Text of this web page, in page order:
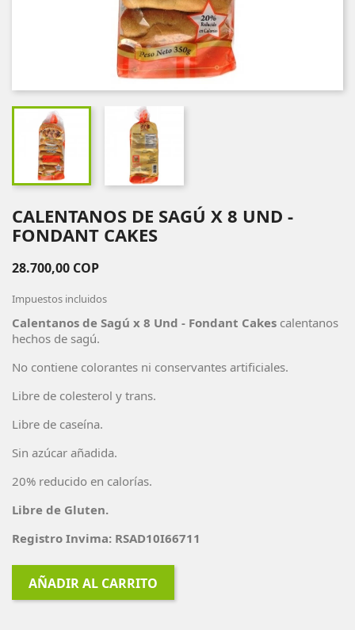
CALENTANOS DE SAGÚ X 8 UND -
FONDANT CAKES
28.700,00 COP
Impuestos incluidos
Calentanos de Sagú x 8 Und - Fondant Cakes calentanos
hechos de sagú.
No contiene colorantes ni conservantes artificiales.
Libre de colesterol y trans.
Libre de caseína.
Sin azúcar añadida.
20% reducido en calorías.
Libre de Gluten.
Registro Invima: RSAD10I66711
AÑADIR AL CARRITO